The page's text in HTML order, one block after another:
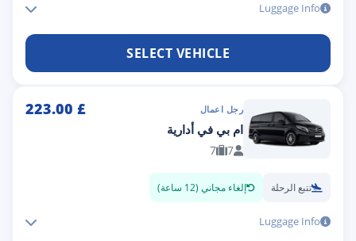
Luggage Info
SELECT VEHICLE
رجل اعمال £
223.00
ام بي في أدارية
7
7
تتبع الرحلة إلغاء مجاني (12 ساعة)
Luggage Info